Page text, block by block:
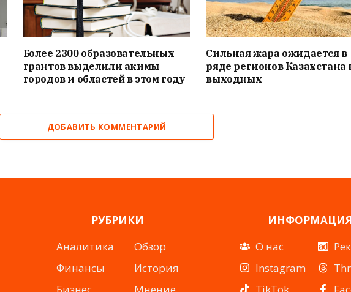
Более 2300 образовательных
грантов выделили акимы
городов и областей в этом году
Сильная жара ожидается в
ряде регионов Казахстана
выходных
ДОБАВИТЬ КОММЕНТАРИЙ
РУБРИКИ
Аналитика
Финансы
Обзор
История
ИНФОРМАЦИЯ
О нас
Instagram